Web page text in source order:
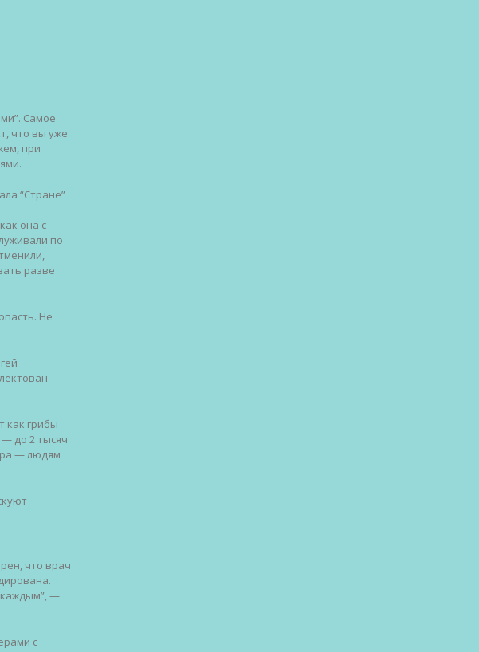
Самое
что вы уже
при
“Стране”
она с
по
разве
Не
как грибы
до 2 тысяч
— людям
что врач
каждым”, —
с